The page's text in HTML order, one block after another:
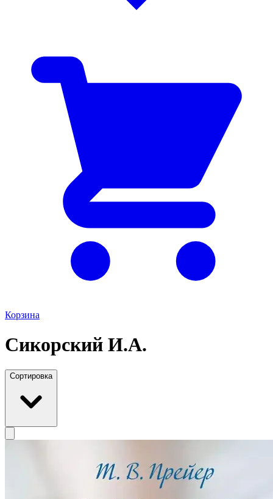
Корзина
Сикорский И.А.
Сортировка